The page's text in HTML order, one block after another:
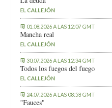
EL CALLEJÓN
01.08.2026 A LAS 12:07 GMT
Mancha real
EL CALLEJÓN
30.07.2026 A LAS 12:34 GMT
Todos los fuegos del fuego
EL CALLEJÓN
24.07.2026 A LAS 08:58 GMT
"Fauces"